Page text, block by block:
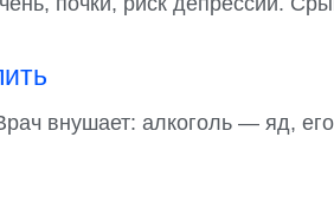
внушает: алкоголь — яд,